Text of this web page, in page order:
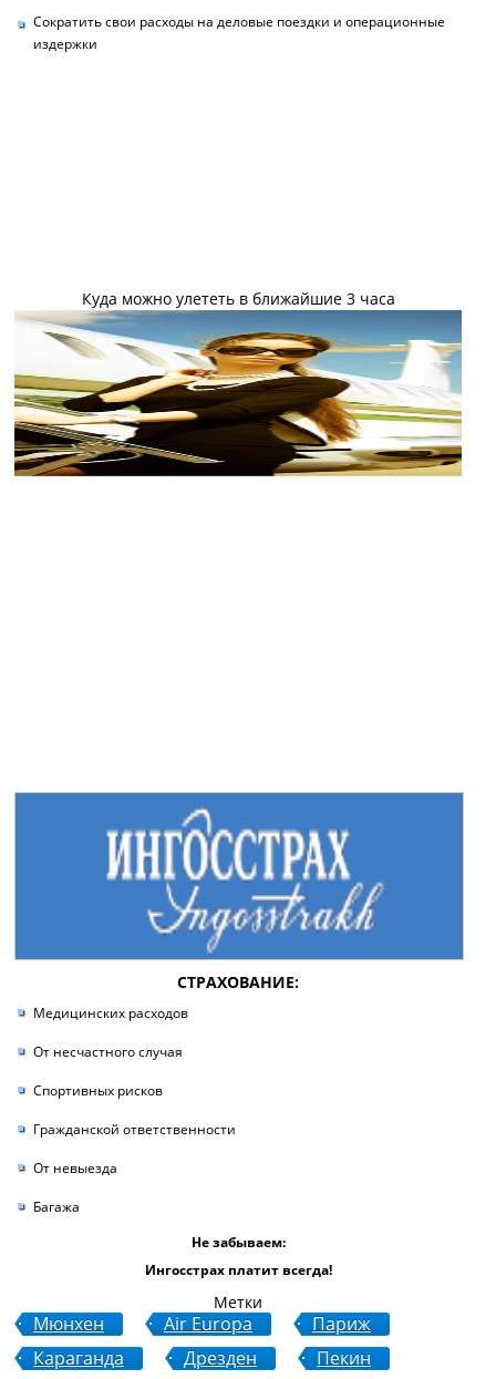
Сократить свои расходы на деловые поездки и операционные
издержки
Куда можно улететь в ближайшие 3 часа
СТРАХОВАНИЕ:
Медицинских расходов
От несчастного случая
Спортивных рисков
Гражданской ответственности
От невыезда
Багажа
Не забываем:
Ингосстрах платит всегда!
Метки
Мюнхен Air Europa
Париж
Караганда
Дрезден
Пекин